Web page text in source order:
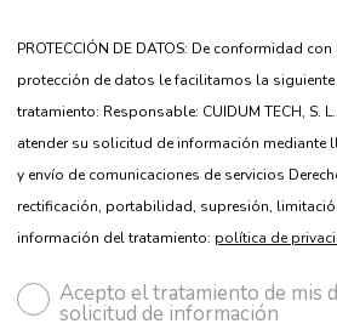
PROTECCIÓN DE DATOS: De conformidad
protección de datos le facilitamos la
tratamiento: Responsable: CUIDUM TECH, S.
atender su solicitud de información mediante
y envío de comunicaciones de servicios
rectificación, portabilidad, supresión,
información del tratamiento: política de
Acepto el tratamiento de mis
solicitud de información